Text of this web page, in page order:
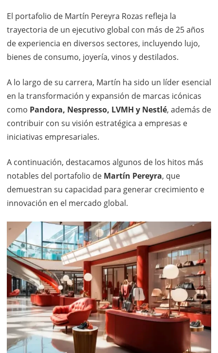
El portafolio de Martín Pereyra Rozas refleja la
trayectoria de un ejecutivo global con más de 25 años
de experiencia en diversos sectores, incluyendo lujo,
bienes de consumo, joyería, vinos y destilados.
A lo largo de su carrera, Martín ha sido un líder esencial
en la transformación y expansión de marcas icónicas
como Pandora, Nespresso, LVMH y Nestlé, además de
contribuir con su visión estratégica a empresas e
iniciativas empresariales.
A continuación, destacamos algunos de los hitos más
notables del portafolio de Martín Pereyra, que
demuestran su capacidad para generar crecimiento e
innovación en el mercado global.